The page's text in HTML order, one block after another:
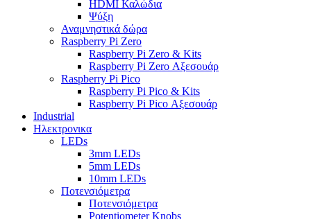
HDMI Καλώδια
Ψύξη
Αναμνηστικά δώρα
Raspberry Pi Zero
Raspberry Pi Zero & Kits
Raspberry Pi Zero Αξεσουάρ
Raspberry Pi Pico
Raspberry Pi Pico & Kits
Raspberry Pi Pico Αξεσουάρ
Industrial
Ηλεκτρονικα
LEDs
3mm LEDs
5mm LEDs
10mm LEDs
Ποτενσιόμετρα
Ποτενσιόμετρα
Potentiometer Knobs